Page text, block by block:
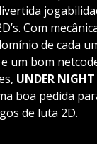
Com
de cada
um bom
UNDER
boa pedida
de luta 2D.